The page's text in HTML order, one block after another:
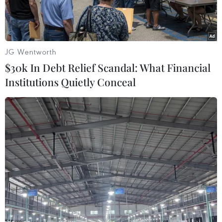
Các điệu múa, hát rom vong do các diễn viên, ca sỹ của Đoàn
Nghệ thuật Khmer tỉnh Sóc Trăng biểu diễn. (Nguồn:
baosoctrang.org.vn)
Múa rom vong (hay múa lâm thôn) - có vị trí
quan trọng trong các cuộc sinh hoạt tập thể, gắn
với cuộc sống đời thường, gắn với các lễ hội cổ
JG Wentworth
$30k In Debt Relief Scandal: What Financial
Institutions Quietly Conceal